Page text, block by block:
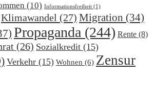
(10) Informationsfreiheit (1)
Klimawandel (27) Migration (34)
Propaganda (244) Rente (8)
(26) Sozialkredit (15)
Verkehr (15) Wohnen (6) Zensur